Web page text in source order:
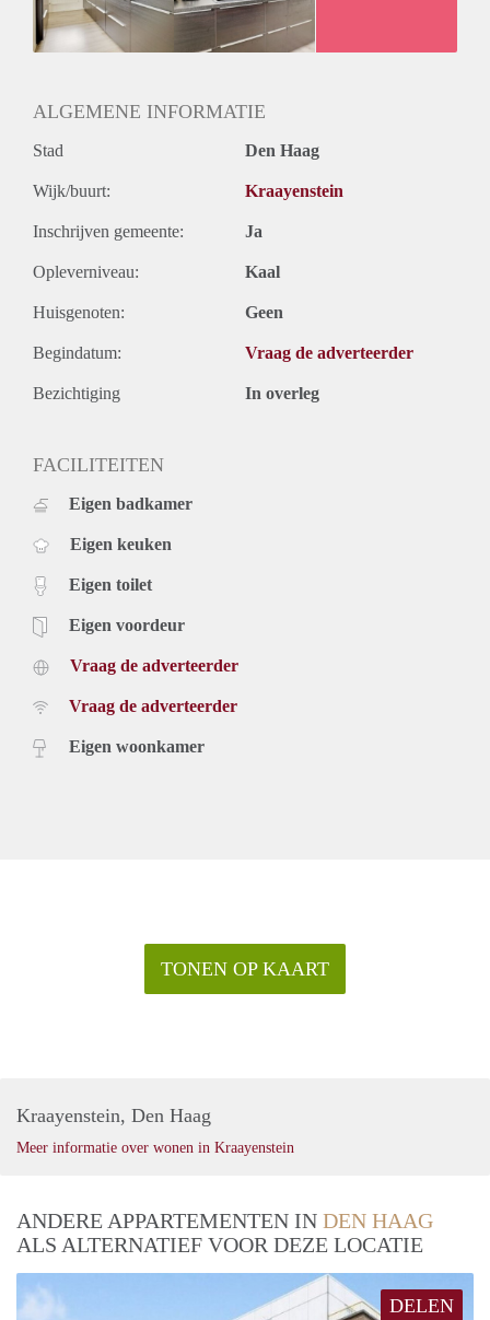
ALGEMENE INFORMATIE
Stad Den Haag
Wijk/buurt: Kraayenstein
Inschrijven gemeente: Ja
Opleverniveau: Kaal
Huisgenoten: Geen
Begindatum: Vraag de adverteerder
Bezichtiging In overleg
FACILITEITEN
Eigen badkamer
Eigen keuken
Eigen toilet
Eigen voordeur
Vraag de adverteerder
Vraag de adverteerder
Eigen woonkamer
TONEN OP KAART
Kraayenstein, Den Haag
Meer informatie over wonen in Kraayenstein
ANDERE APPARTEMENTEN IN DEN HAAG
ALS ALTERNATIEF VOOR DEZE LOCATIE
DELEN